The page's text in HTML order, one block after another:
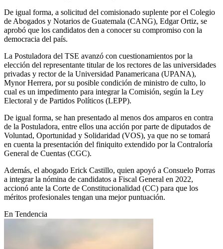
De igual forma, a solicitud del comisionado suplente por el Colegio
de Abogados y Notarios de Guatemala (CANG), Edgar Ortiz, se
aprobó que los candidatos den a conocer su compromiso con la
democracia del país.
La Postuladora del TSE avanzó con cuestionamientos por la
elección del representante titular de los rectores de las universidades
privadas y rector de la Universidad Panamericana (UPANA),
Mynor Herrera, por su posible condición de ministro de culto, lo
cual es un impedimento para integrar la Comisión, según la Ley
Electoral y de Partidos Políticos (LEPP).
De igual forma, se han presentado al menos dos amparos en contra
de la Postuladora, entre ellos una acción por parte de diputados de
Voluntad, Oportunidad y Solidaridad (VOS), ya que no se tomará
en cuenta la presentación del finiquito extendido por la Contraloría
General de Cuentas (CGC).
Además, el abogado Erick Castillo, quien apoyó a Consuelo Porras
a integrar la nómina de candidatos a Fiscal General en 2022,
accionó ante la Corte de Constitucionalidad (CC) para que los
méritos profesionales tengan una mejor puntuación.
En Tendencia